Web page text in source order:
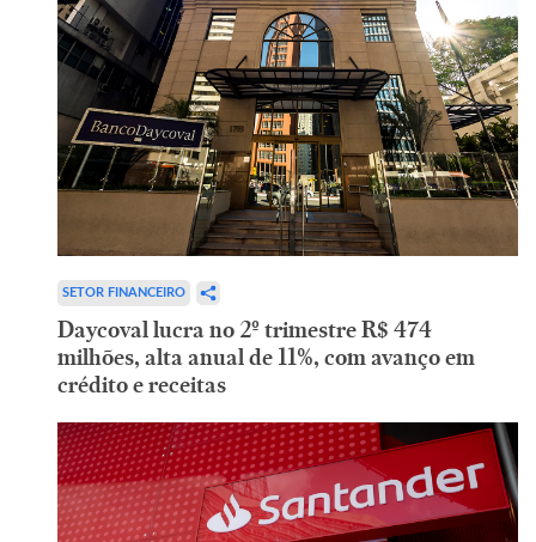
SETOR FINANCEIRO
Daycoval lucra no 2º trimestre R$ 474
milhões, alta anual de 11%, com avanço em
crédito e receitas